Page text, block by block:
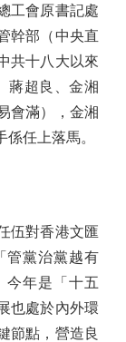
工會原書記處
幹部（中央直
共十八大以來
蔣超良、金湘
會滿），金湘
任上落馬。
對香港文匯
管黨治黨越有
今年是「十五
也處於內外環
節點，營造良